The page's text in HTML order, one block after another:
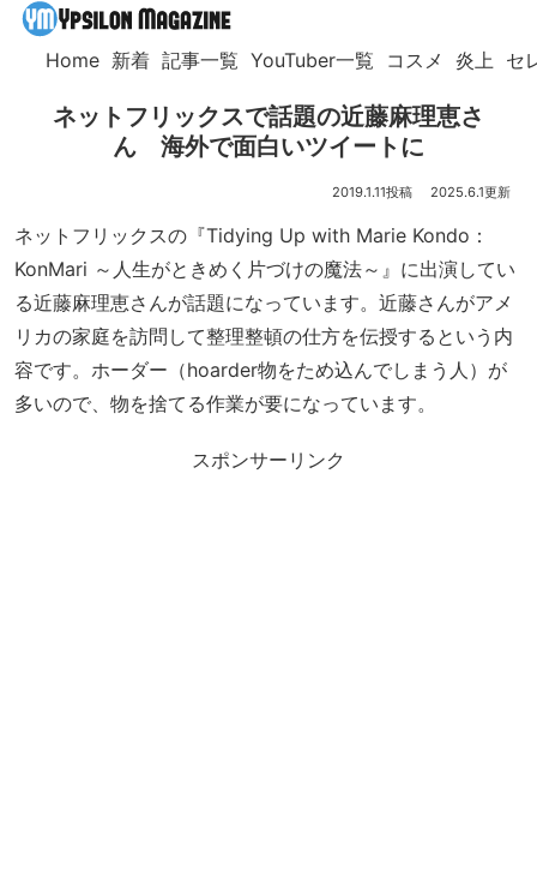
Home 新着 記事一覧 YouTuber一覧 コスメ 炎上 セ
ネットフリックスで話題の近藤麻理恵さ
ん 海外で面白いツイートに
2019.1.11 2025.6.1
ネットフリックスの『Tidying Up with Marie Kondo：
KonMari ～人生がときめく片づけの魔法～』に出演してい
る近藤麻理恵さんが話題になっています。近藤さんがアメ
リカの家庭を訪問して整理整頓の仕方を伝授するという内
容です。ホーダー（hoarder物をため込んでしまう人）が
多いので、物を捨てる作業が要になっています。
スポンサーリンク